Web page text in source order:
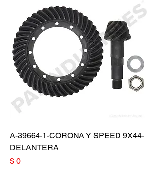
A-39664-1-CORONA Y SPEED 9X44-
DELANTERA
Precio
$ 0